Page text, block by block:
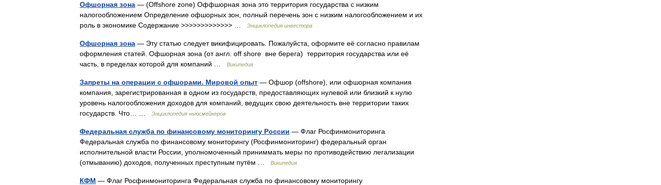
Офшорная зона — (Offshore zone) Оффшорная зона это территория государства с низким
налогообложением Определение офшорных зон, полный перечень зон с низким налогообложением и их
роль в экономике Содержание >>>>>>>>>>>>> …
Энциклопедия инвестора
Офшорная зона — Эту статью следует викифицировать. Пожалуйста, оформите её согласно правилам
оформления статей. Офшорная зона (от англ. off shore вне берега) территория государства или её
часть, в пределах которой для компаний …
Википедия
Запреты на операции с офшорами. Мировой опыт — Офшор (offshore), или офшорная компания
компания, зарегистрированная в одном из государств, предоставляющих нулевой или близкий к нулю
уровень налогообложения доходов для компаний, ведущих свою деятельность вне территории таких
государств. Что… …
Энциклопедия ньюсмейкеров
Федеральная служба по финансовому мониторингу России — Флаг Росфинмониторинга
Федеральная служба по финансовому мониторингу (Росфинмониторинг) федеральный орган
исполнительной власти России, уполномоченный приниммать меры по противодействию легализации
(отмыванию) доходов, полученных преступным путём …
Википедия
КФМ — Флаг Росфинмониторинга Федеральная служба по финансовому мониторингу